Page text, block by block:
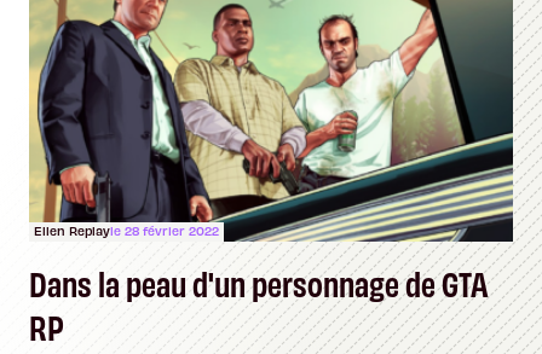
Ellen Replayle 28 février 2022
Dans la peau d'un personnage de GTA
RP